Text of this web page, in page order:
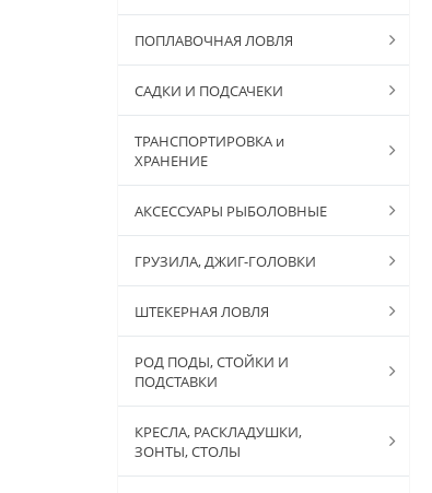
ПОПЛАВОЧНАЯ ЛОВЛЯ
САДКИ И ПОДСАЧЕКИ
ТРАНСПОРТИРОВКА и
ХРАНЕНИЕ
АКСЕССУАРЫ РЫБОЛОВНЫЕ
ГРУЗИЛА, ДЖИГ-ГОЛОВКИ
ШТЕКЕРНАЯ ЛОВЛЯ
РОД ПОДЫ, СТОЙКИ И
ПОДСТАВКИ
КРЕСЛА, РАСКЛАДУШКИ,
ЗОНТЫ, СТОЛЫ